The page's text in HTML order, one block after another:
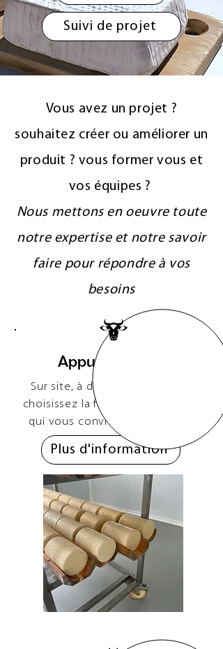
Suivi de projet
Vous avez un projet ?
souhaitez créer ou améliorer un
produit ? vous former vous et
vos équipes ?
Nous mettons en oeuvre toute
notre expertise et notre savoir
faire pour répondre à vos
besoins
Appui technique
Sur site, à distance ou annuel,
choisissez la formule et la durée
qui vous conviennent le mieux
Plus d'information